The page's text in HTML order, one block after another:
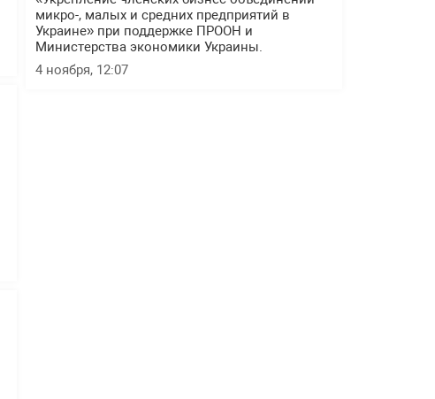
микро-, малых и средних предприятий в
Украине» при поддержке ПРООН и
Министерства экономики Украины.
4 ноября, 12:07